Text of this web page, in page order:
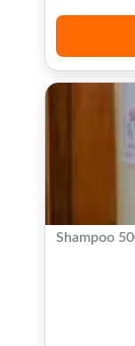
Shampoo